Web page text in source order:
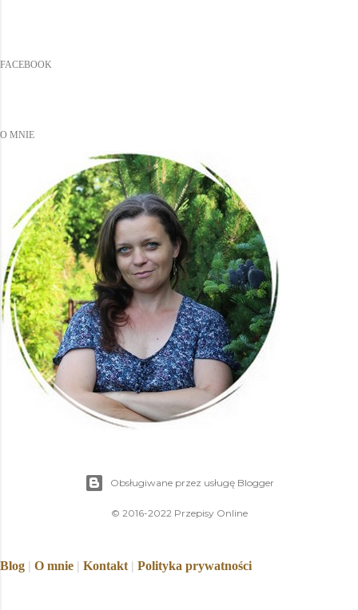
FACEBOOK
O MNIE
Obsługiwane przez usługę Blogger
© 2016-2022 Przepisy Online
Blog | O mnie | Kontakt | Polityka prywatności